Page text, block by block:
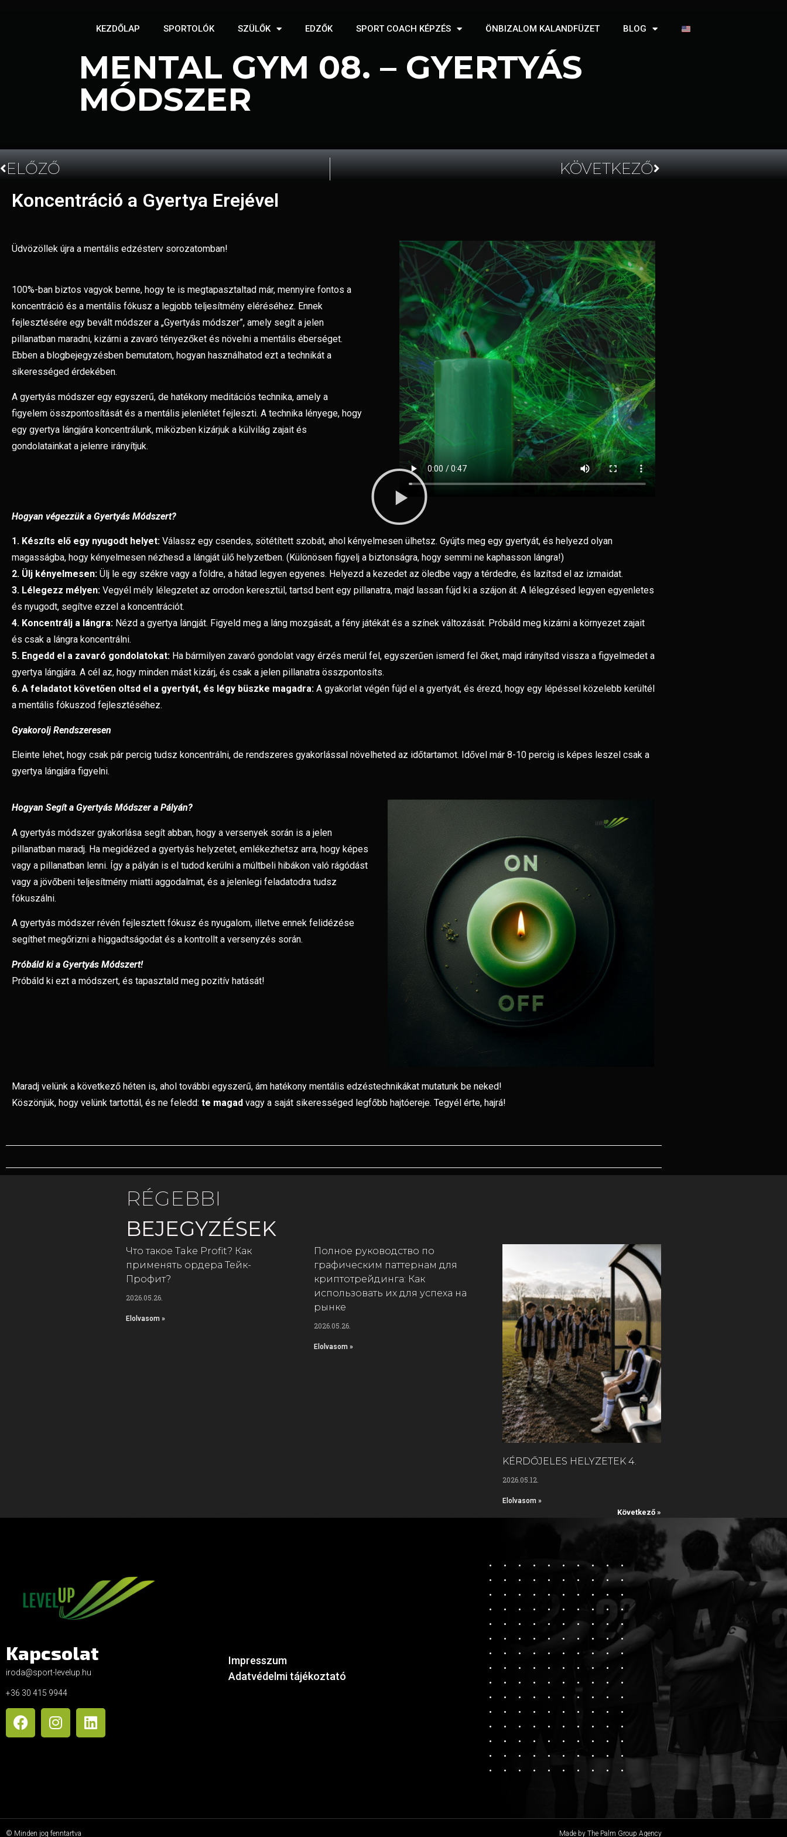
KEZDŐLAP SPORTOLÓK SZÜLŐK EDZŐK SPORT COACH KÉPZÉS ÖNBIZALOM KALANDFÜZET BLOG
MENTAL GYM 08. – GYERTYÁS
MÓDSZER
2024.06.19.
ELŐZŐ KÖVETKEZŐ
Koncentráció a Gyertya Erejével
Üdvözöllek újra a mentális edzésterv sorozatomban!
100%-ban biztos vagyok benne, hogy te is megtapasztaltad már, mennyire fontos a
koncentráció és a mentális fókusz a legjobb teljesítmény eléréséhez. Ennek
fejlesztésére egy bevált módszer a „Gyertyás módszer”, amely segít a jelen
pillanatban maradni, kizárni a zavaró tényezőket és növelni a mentális éberséget.
Ebben a blogbejegyzésben bemutatom, hogyan használhatod ezt a technikát a
sikerességed érdekében.
A gyertyás módszer egy egyszerű, de hatékony meditációs technika, amely a
figyelem összpontosítását és a mentális jelenlétet fejleszti. A technika lényege, hogy
egy gyertya lángjára koncentrálunk, miközben kizárjuk a külvilág zajait és
gondolatainkat a jelenre irányítjuk.
Hogyan végezzük a Gyertyás Módszert?
1. Készíts elő egy nyugodt helyet: Válassz egy csendes, sötétített szobát, ahol kényelmesen ülhetsz. Gyújts meg egy gyertyát, és helyezd olyan
magasságba, hogy kényelmesen nézhesd a lángját ülő helyzetben. (Különösen figyelj a biztonságra, hogy semmi ne kaphasson lángra!)
2. Ülj kényelmesen: Ülj le egy székre vagy a földre, a hátad legyen egyenes. Helyezd a kezedet az öledbe vagy a térdedre, és lazítsd el az izmaidat.
3. Lélegezz mélyen: Vegyél mély lélegzetet az orrodon keresztül, tartsd bent egy pillanatra, majd lassan fújd ki a szájon át. A lélegzésed legyen egyenletes
és nyugodt, segítve ezzel a koncentrációt.
4. Koncentrálj a lángra: Nézd a gyertya lángját. Figyeld meg a láng mozgását, a fény játékát és a színek változását. Próbáld meg kizárni a környezet zajait
és csak a lángra koncentrálni.
5. Engedd el a zavaró gondolatokat: Ha bármilyen zavaró gondolat vagy érzés merül fel, egyszerűen ismerd fel őket, majd irányítsd vissza a figyelmedet a
gyertya lángjára. A cél az, hogy minden mást kizárj, és csak a jelen pillanatra összpontosíts.
6. A feladatot követően oltsd el a gyertyát, és légy büszke magadra: A gyakorlat végén fújd el a gyertyát, és érezd, hogy egy lépéssel közelebb kerültél
a mentális fókuszod fejlesztéséhez.
Gyakorolj Rendszeresen
Eleinte lehet, hogy csak pár percig tudsz koncentrálni, de rendszeres gyakorlással növelheted az időtartamot. Idővel már 8-10 percig is képes leszel csak a
gyertya lángjára figyelni.
Hogyan Segít a Gyertyás Módszer a Pályán?
A gyertyás módszer gyakorlása segít abban, hogy a versenyek során is a jelen
pillanatban maradj. Ha megidézed a gyertyás helyzetet, emlékezhetsz arra, hogy képes
vagy a pillanatban lenni. Így a pályán is el tudod kerülni a múltbeli hibákon való rágódást
vagy a jövőbeni teljesítmény miatti aggodalmat, és a jelenlegi feladatodra tudsz
fókuszálni.
A gyertyás módszer révén fejlesztett fókusz és nyugalom, illetve ennek felidézése
segíthet megőrizni a higgadtságodat és a kontrollt a versenyzés során.
Próbáld ki a Gyertyás Módszert!
Próbáld ki ezt a módszert, és tapasztald meg pozitív hatását!
Maradj velünk a következő héten is, ahol további egyszerű, ám hatékony mentális edzéstechnikákat mutatunk be neked!
Köszönjük, hogy velünk tartottál, és ne feledd: te magad vagy a saját sikerességed legfőbb hajtóereje. Tegyél érte, hajrá!
RÉGEBBI
BEJEGYZÉSEK
Что такое Take Profit? Как
применять ордера Тейк-
Профит?
2026.05.26.
Elolvasom »
Полное руководство по
графическим паттернам для
криптотрейдинга: Как
использовать их для успеха на
рынке
2026.05.26.
Elolvasom »
KÉRDŐJELES HELYZETEK 4.
2026.05.12.
Elolvasom »
Következő »
Kapcsolat
iroda@sport-levelup.hu
+36 30 415 9944
Impresszum
Adatvédelmi tájékoztató
© Minden jog fenntartva Made by The Palm Group Agency